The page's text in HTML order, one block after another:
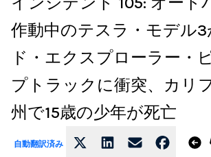
作動中のテスラ・モデル3
ド・エクスプローラー・
プトラックに衝突、カリ
州で15歳の少年が死亡
自動翻訳済み